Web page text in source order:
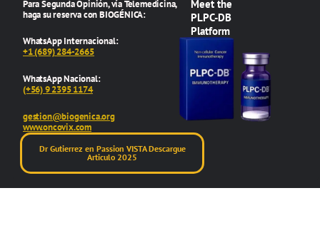
Meet the
PLPC-DB
Platform
Para Segunda Opinión, vía Telemedicina,
haga su reserva con BIOGÉNICA:
WhatsApp Internacional:
+1 (689) 284-2665
WhatsApp Nacional:
(+56) 9 2395 1174
gestion@biogenica.org
www.oncovix.com
Dr Gutierrez en Passion VISTA Descargue
Articulo 2025